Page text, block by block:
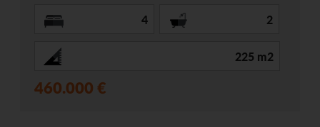
4 2
225 m2
460.000 €